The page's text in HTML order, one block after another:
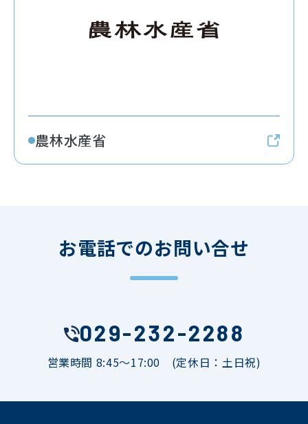
農林水産省
お電話でのお問い合せ
029-232-2288
営業時間 8:45～17:00 (定休日：土日祝)